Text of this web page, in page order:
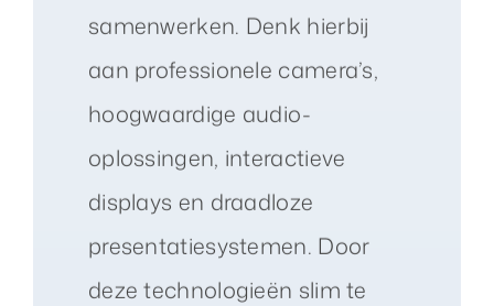
samenwerken. Denk hierbij
aan professionele camera’s,
hoogwaardige audio-
oplossingen, interactieve
displays en draadloze
presentatiesystemen. Door
deze technologieën slim te